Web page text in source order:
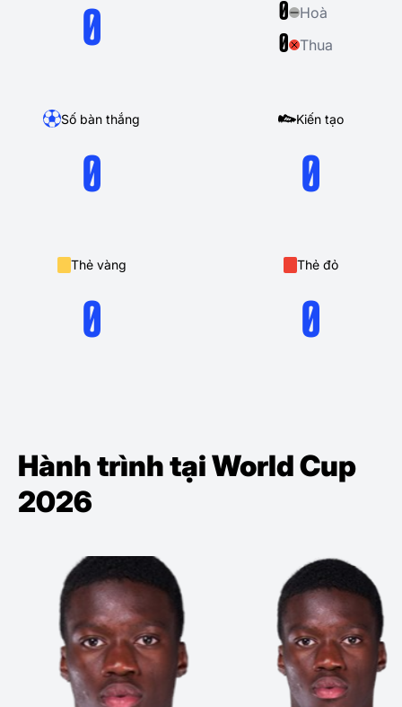
0
Số bàn thắng
0
Kiến tạo
0
Thẻ vàng
0
Thẻ đỏ
0
0 Hoà
0 Thua
Hành trình tại World Cup
2026